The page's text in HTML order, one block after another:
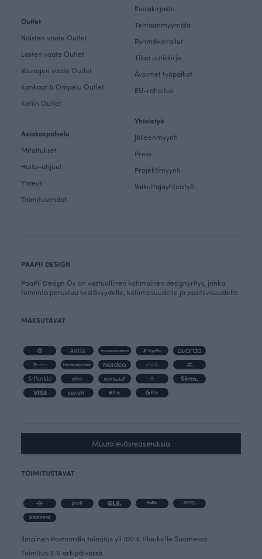
Outlet
Naisten vaate Outlet
Lasten vaate Outlet
Vauvojen vaate Outlet
Kankaat & Ompelu Outlet
Kotiin Outlet
Asiakaspalvelu
Mitoitukset
Hoito-ohjeet
Yhteys
Toimitusehdot
Kuosikirjasto
Tehtaanmyymälä
Ryhmävierailut
Tilaa uutiskirje
Avoimet työpaikat
EU-rahoitus
Yhteistyö
Jälleenmyynti
Press
Projektimyynti
Vaikuttajayhteistyö
PAAPII DESIGN
PaaPii Design Oy on vastuullinen kotimainen designyritys, jonka
toiminta perustuu kestävyydelle, kotimaisuudelle ja positiivisuudelle.
MAKSUTAVAT
Muuta evästeasetuksia
TOIMITUSTAVAT
Ilmainen Postnordin toimitus yli 100 € tilauksille Suomessa.
Toimitus 3-5 arkipäivässä.